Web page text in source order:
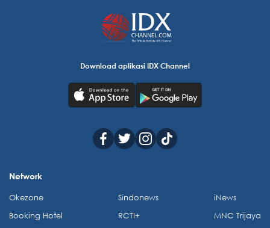
Download aplikasi IDX Channel
Network
Okezone
Booking Hotel
Sindonews
RCTI+
iNews
MNC Trijaya